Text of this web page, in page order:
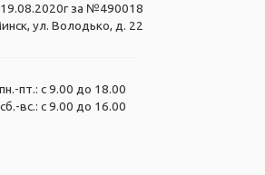
за №490018
ул. Володько, д. 22
пн.-пт.: с 9.00 до 18.00
сб.-вс.: с 9.00 до 16.00